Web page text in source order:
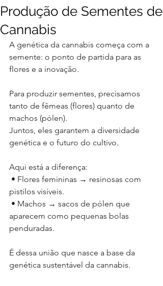
Produção de Sementes de
Cannabis
A genética da cannabis começa com a
semente: o ponto de partida para as
flores e a inovação.
Para produzir sementes, precisamos
tanto de fêmeas (flores) quanto de
machos (pólen).
Juntos, eles garantem a diversidade
genética e o futuro do cultivo.
Aqui está a diferença:
• Flores femininas → resinosas com
pistilos visíveis.
• Machos → sacos de pólen que
aparecem como pequenas bolas
penduradas.
É dessa união que nasce a base da
genética sustentável da cannabis.